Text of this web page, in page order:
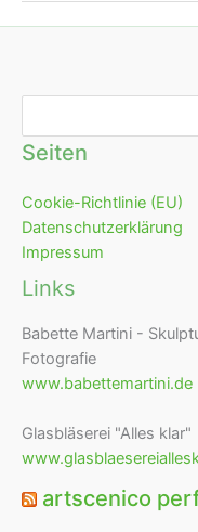
Seiten
Cookie-Richtlinie (EU)
Datenschutzerklärung
Impressum
Links
Babette Martini -
Fotografie
www.babettemartini.de
Glasbläserei "Alles klar"
artscenico